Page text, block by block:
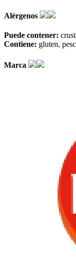
Alérgenos
Puede contener:
Contiene: gluten
Marca